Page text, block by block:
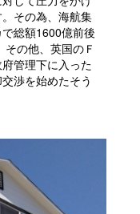
その為、海航集
総額1600億前後
の他、英国のＦ
管理下に入った
渉を始めたそう